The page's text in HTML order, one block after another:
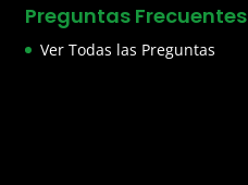
Preguntas Frecuentes
Ver Todas las Preguntas